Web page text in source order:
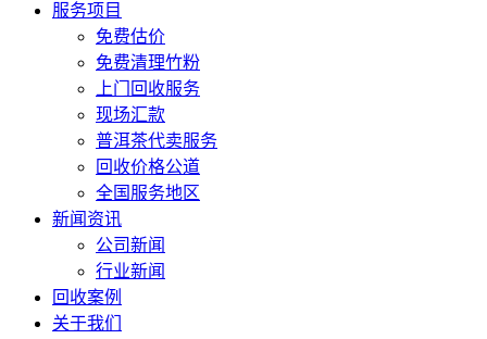
服务项目
免费估价
免费清理竹粉
上门回收服务
现场汇款
普洱茶代卖服务
回收价格公道
全国服务地区
新闻资讯
公司新闻
行业新闻
回收案例
关于我们